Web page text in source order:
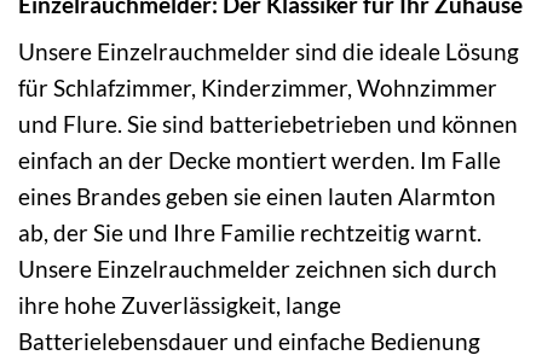
Unsere Einzelrauchmelder sind die ideale Lösung
für Schlafzimmer, Kinderzimmer, Wohnzimmer
und Flure. Sie sind batteriebetrieben und können
einfach an der Decke montiert werden. Im Falle
eines Brandes geben sie einen lauten Alarmton
ab, der Sie und Ihre Familie rechtzeitig warnt.
Unsere Einzelrauchmelder zeichnen sich durch
ihre hohe Zuverlässigkeit, lange
Batterielebensdauer und einfache Bedienung